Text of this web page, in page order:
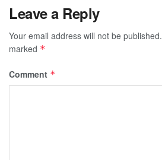
Leave a Reply
Your email address will not be published.
marked *
Comment *